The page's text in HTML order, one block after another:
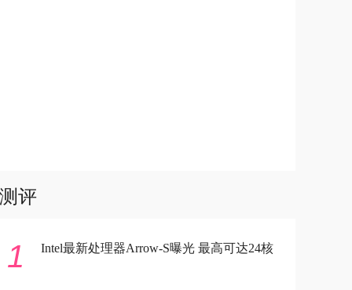
测评
1 Intel最新处理器Arrow-S曝光 最高可达24核